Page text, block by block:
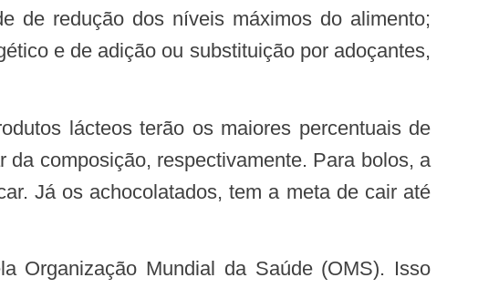
de redução dos níveis máximos do alimento;
e de adição ou substituição por adoçantes,
composição, respectivamente. Para bolos, a
Já os achocolatados, tem a meta de cair até